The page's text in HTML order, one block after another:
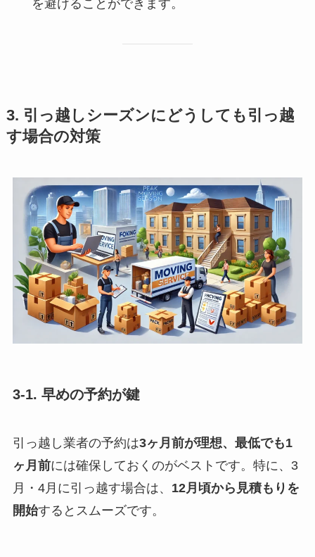
を避けることができます。
3. 引っ越しシーズンにどうしても引っ越
す場合の対策
3-1. 早めの予約が鍵
引っ越し業者の予約は3ヶ月前が理想、最低でも1
ヶ月前には確保しておくのがベストです。特に、3
月・4月に引っ越す場合は、 12月頃から見積もりを
開始するとスムーズです。